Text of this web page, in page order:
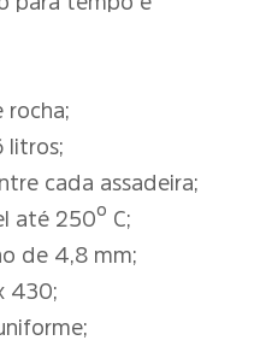
rocha;
litros;
cada assadeira;
até 250º C;
de 4,8 mm;
430;